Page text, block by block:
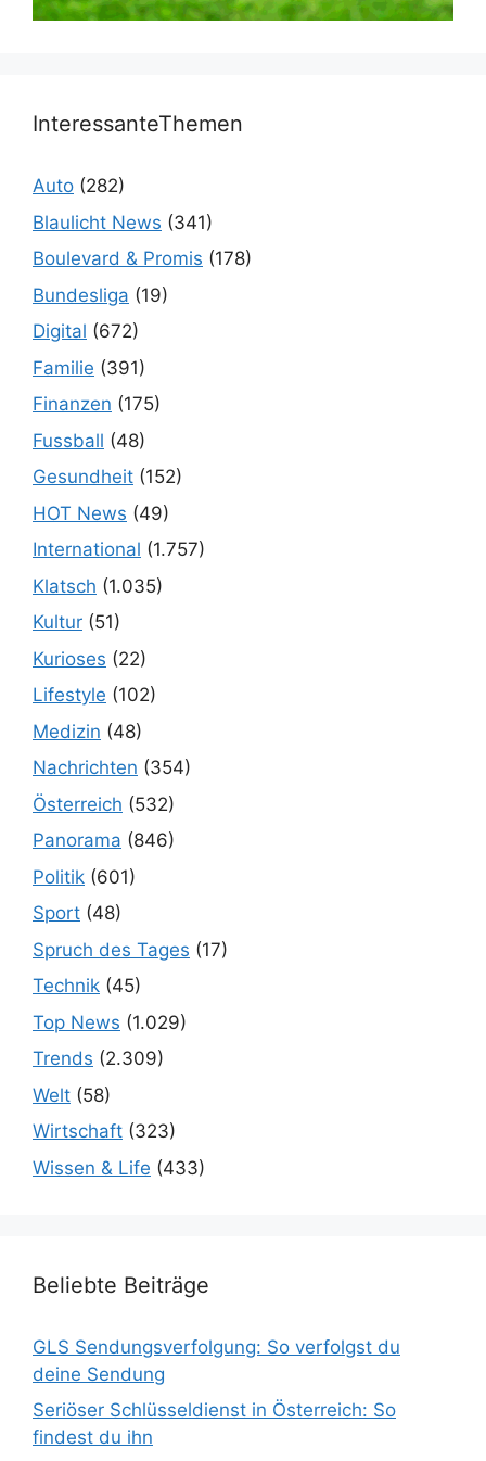
InteressanteThemen
Auto (282)
Blaulicht News (341)
Boulevard & Promis (178)
Bundesliga (19)
Digital (672)
Familie (391)
Finanzen (175)
Fussball (48)
Gesundheit (152)
HOT News (49)
International (1.757)
Klatsch (1.035)
Kultur (51)
Kurioses (22)
Lifestyle (102)
Medizin (48)
Nachrichten (354)
Österreich (532)
Panorama (846)
Politik (601)
Sport (48)
Spruch des Tages (17)
Technik (45)
Top News (1.029)
Trends (2.309)
Welt (58)
Wirtschaft (323)
Wissen & Life (433)
Beliebte Beiträge
GLS Sendungsverfolgung: So verfolgst du
deine Sendung
Seriöser Schlüsseldienst in Österreich: So
findest du ihn